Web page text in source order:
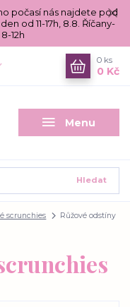
počasí nás najdete pod
od 11-17h, 8.8. Říčany-
12h
Menu
Hledat
0 ks
0 Kč
scrunchies
Růžové odstíny